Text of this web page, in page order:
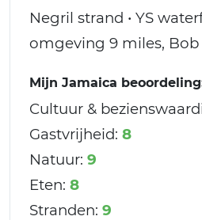
Negril strand • YS
omgeving 9 miles, Bob
Mijn Jamaica
Cultuur &
Gastvrijheid: 8
Natuur: 9
Eten: 8
Stranden: 9